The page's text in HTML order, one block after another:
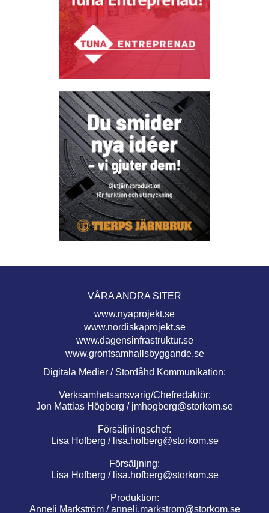
VÅRA ANDRA SITER
www.nyaprojekt.se
www.nordiskaprojekt.se
www.dagensinfrastruktur.se
www.grontsamhallsbyggande.se
Digitala Medier / Stordåhd Kommunikation:
Verksamhetsansvarig/Chefredaktör:
Jon Mattias Högberg / jmhogberg@storkom.se
Försäljningschef:
Lisa Hofberg / lisa.hofberg@storkom.se
Försäljning:
Lisa Hofberg / lisa.hofberg@storkom.se
Produktion:
Anneli Markström /anneli.markstrom@storkom.se